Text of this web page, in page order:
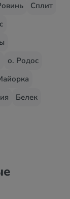
Сплит
о. Родос
Белек